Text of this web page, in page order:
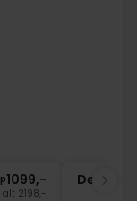
1099,-
alt 2198,-
Dec